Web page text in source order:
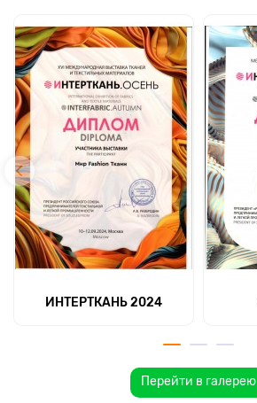
ИНТЕРТКАНЬ 2024
Перейти в галерею